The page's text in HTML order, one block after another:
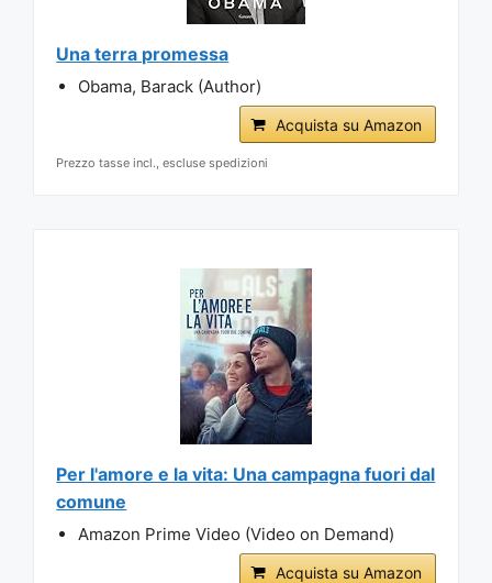
Una terra promessa
Obama, Barack (Author)
Acquista su Amazon
Prezzo tasse incl., escluse spedizioni
Per l'amore e la vita: Una campagna fuori dal
comune
Amazon Prime Video (Video on Demand)
Acquista su Amazon